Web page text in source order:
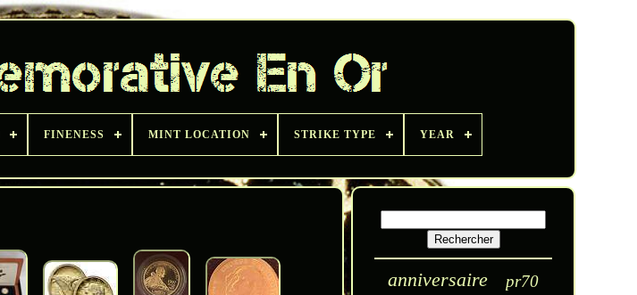
FINENESS MINT LOCATION STRIKE TYPE YEAR
anniversaire pr70